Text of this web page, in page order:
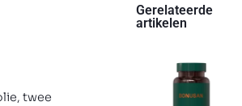
twee
Gerelateerde
artikelen